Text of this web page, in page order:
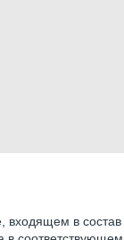
входящем в состав